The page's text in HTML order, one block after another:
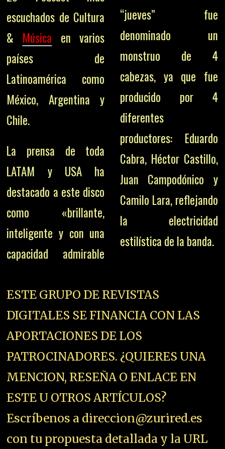
escuchados de Cultura
& Música en varios
países de
Latinoamérica como
México, Argentina y
Chile.
La prensa de toda
LATAM y USA ha
destacado a este disco
como «brillante,
inteligente y con una
capacidad admirable
“jueves” fue
denominado un
monstruo de 4
cabezas, ya que fue
producido por 4
diferentes
productores: Eduardo
Cabra, Héctor Castillo,
Juan Campodónico y
Camilo Lara, reflejando
la electricidad
estilística de la banda.
ESTE GRUPO DE REVISTAS
DIGITALES SE FINANCIA CON LAS
APORTACIONES DE LOS
PATROCINADORES. ¿QUIERES UNA
MENCION, RESEÑA O ENLACE EN
ESTE U OTROS ARTÍCULOS?
Escríbenos a direccion@zurired.es
con tu propuesta detallada y la URL